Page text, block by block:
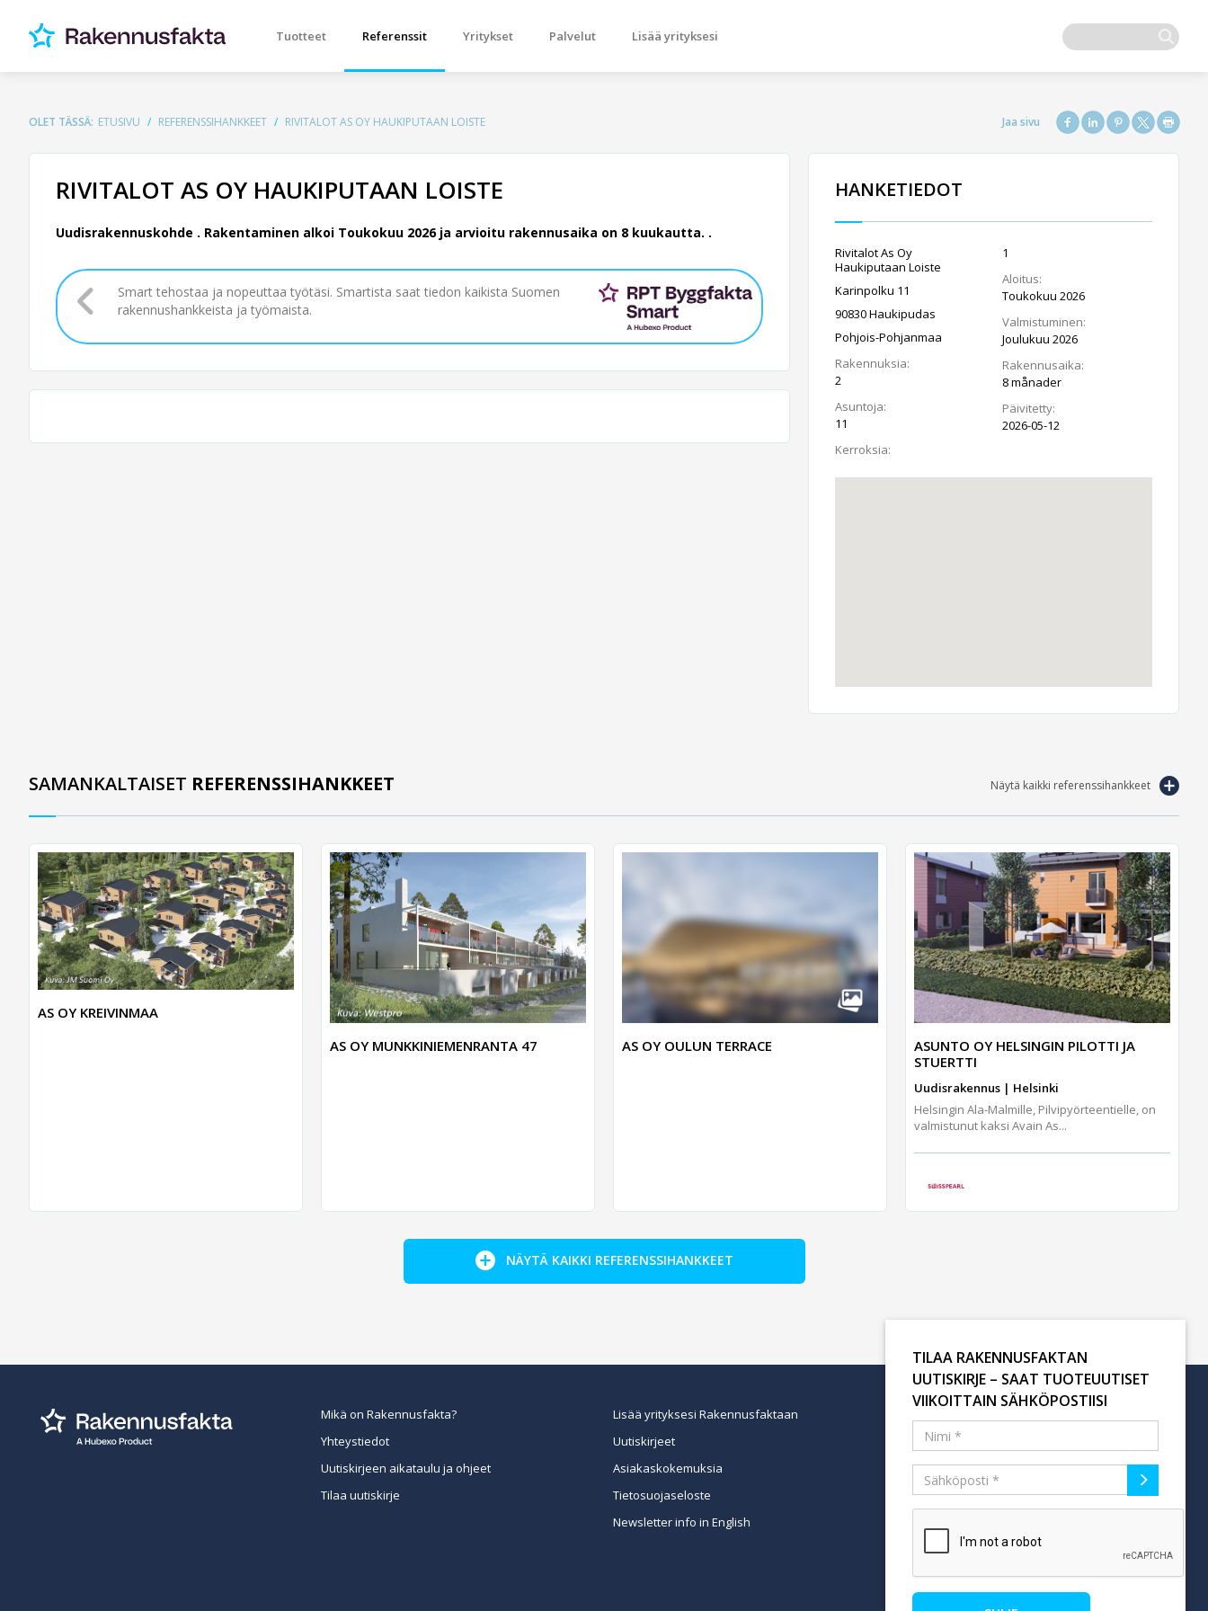
Tuotteet Referenssit Yritykset Palvelut Lisää yrityksesi
OLET TÄSSÄ: ETUSIVU REFERENSSIHANKKEET RIVITALOT AS OY HAUKIPUTAAN LOISTE
RIVITALOT AS OY HAUKIPUTAAN LOISTE
Uudisrakennuskohde . Rakentaminen alkoi Toukokuu 2026 ja arvioitu rakennusaika on 8 kuukautta. .
Smart tehostaa ja nopeuttaa työtäsi. Smartista saat tiedon kaikista Suomen
rakennushankkeista ja työmaista.
HANKETIEDOT
Rivitalot As Oy
Haukiputaan Loiste
Karinpolku 11
90830 Haukipudas
Pohjois-Pohjanmaa
Rakennuksia:
2
Asuntoja:
11
Kerroksia:
1
Aloitus:
Toukokuu 2026
Valmistuminen:
Joulukuu 2026
Rakennusaika:
8 månader
Päivitetty:
2026-05-12
Näytä kaikki referenssihankkeet
SAMANKALTAISET REFERENSSIHANKKEET
AS OY KREIVINMAA
AS OY MUNKKINIEMENRANTA 47
AS OY OULUN TERRACE
ASUNTO OY HELSINGIN PILOTTI JA
STUERTTI
Uudisrakennus | Helsinki
Helsingin Ala-Malmille, Pilvipyörteentielle, on
valmistunut kaksi Avain As...
NÄYTÄ KAIKKI REFERENSSIHANKKEET
Mikä on Rakennusfakta?
Yhteystiedot
Uutiskirjeen aikataulu ja ohjeet
Tilaa uutiskirje
Lisää yrityksesi Rakennusfaktaan
Uutiskirjeet
Asiakaskokemuksia
Tietosuojaseloste
Newsletter info in English
TILAA RAKENNUSFAKTAN
UUTISKIRJE – SAAT TUOTEUUTISET
VIIKOITTAIN SÄHKÖPOSTIISI